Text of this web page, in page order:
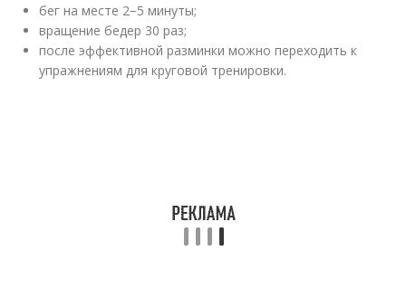
бег на месте 2−5 минуты;
вращение бедер 30 раз;
после эффективной разминки можно переходить к
упражнениям для круговой тренировки.